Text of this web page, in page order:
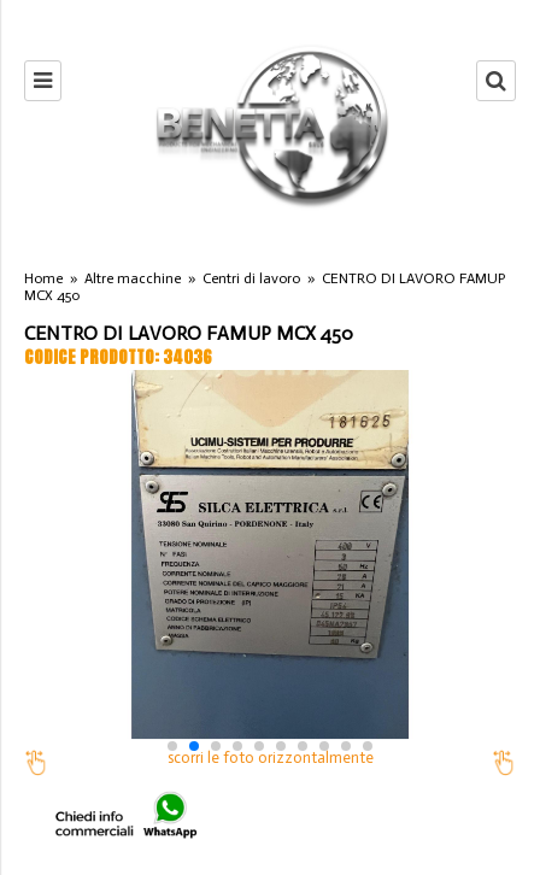
Home » Altre macchine » Centri di lavoro » CENTRO DI LAVORO FAMUP
MCX 450
CENTRO DI LAVORO FAMUP MCX 450
CODICE PRODOTTO: 34036
scorri le foto orizzontalmente